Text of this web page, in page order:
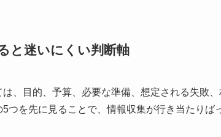
と迷いにくい判断軸
は、目的、予算、必要な準備、想定される失敗
つを先に見ることで、情報収集が行き当たりば